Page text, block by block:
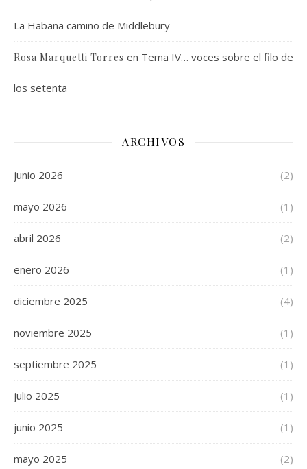
La Habana camino de Middlebury
Rosa Marquetti Torres en Tema IV… voces sobre el filo de
los setenta
ARCHIVOS
junio 2026 (2)
mayo 2026 (1)
abril 2026 (2)
enero 2026 (1)
diciembre 2025 (4)
noviembre 2025 (1)
septiembre 2025 (1)
julio 2025 (1)
junio 2025 (1)
mayo 2025 (2)